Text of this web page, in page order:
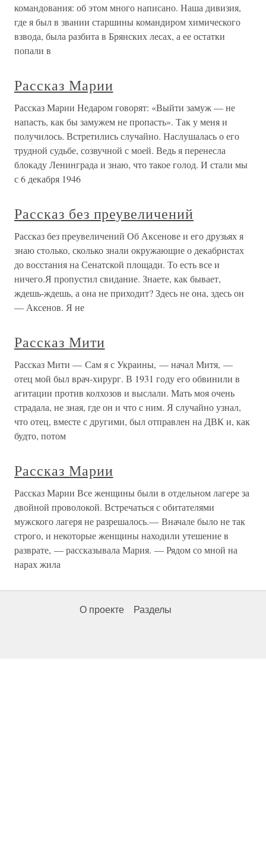
командования: об этом много написано. Наша дивизия,
где я был в звании старшины командиром химического
взвода, была разбита в Брянских лесах, а ее остатки
попали в
Рассказ Марии
Рассказ Марии Недаром говорят: «Выйти замуж — не
напасть, как бы замужем не пропасть». Так у меня и
получилось. Встретились случайно. Наслушалась о его
трудной судьбе, созвучной с моей. Ведь я перенесла
блокаду Ленинграда и знаю, что такое голод. И стали мы
с 6 декабря 1946
Рассказ без преувеличений
Рассказ без преувеличений Об Аксенове и его друзьях я
знаю столько, сколько знали окружающие о декабристах
до восстания на Сенатской площади. То есть все и
ничего.Я пропустил свидание. Знаете, как бывает,
ждешь-ждешь, а она не приходит? Здесь не она, здесь он
— Аксенов. Я не
Рассказ Мити
Рассказ Мити — Сам я с Украины, — начал Митя, —
отец мой был врач-хирург. В 1931 году его обвинили в
агитации против колхозов и выслали. Мать моя очень
страдала, не зная, где он и что с ним. Я случайно узнал,
что отец, вместе с другими, был отправлен на ДВК и, как
будто, потом
Рассказ Марии
Рассказ Марии Все женщины были в отдельном лагере за
двойной проволокой. Встречаться с обитателями
мужского лагеря не разрешалось.— Вначале было не так
строго, и некоторые женщины находили утешение в
разврате, — рассказывала Мария. — Рядом со мной на
нарах жила
О проекте Разделы